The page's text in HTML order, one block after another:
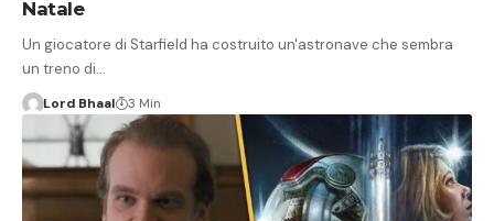
Natale
Un giocatore di Starfield ha costruito un'astronave che sembra
un treno di…
Lord Bhaal 3 Min